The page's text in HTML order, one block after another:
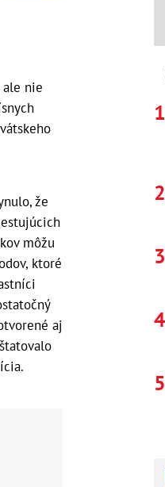
ale nie
že
môžu
ktoré
aj